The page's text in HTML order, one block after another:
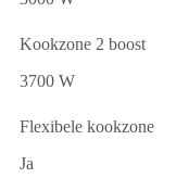
Kookzone 2 boost
3700 W
Flexibele kookzone
Ja